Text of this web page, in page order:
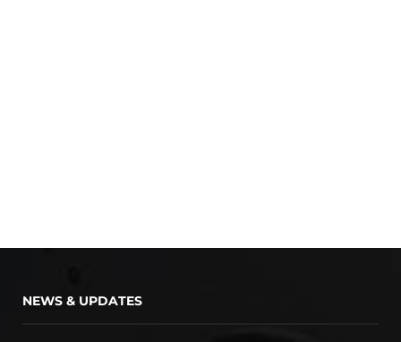
NEWS & UPDATES